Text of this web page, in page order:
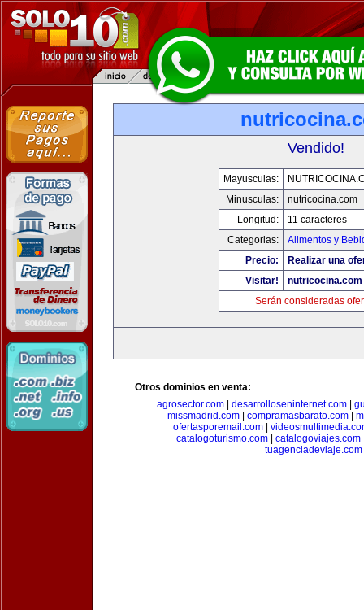
Vendido!
Mayusculas:
Minusculas:
nutricocina.com
Longitud:
11 caracteres
Categorias:
Alimentos y
Precio:
Realizar una
Visitar!
nutricocina.com
Serán consideradas
Otros dominios en venta:
agrosector.com
desarrolloseninternet.com
missmadrid.com| compramasbarato.com|
ofertasporemail.com
catalogoturismo.com
catalogoviajes.com
tuagenciadeviaje.com